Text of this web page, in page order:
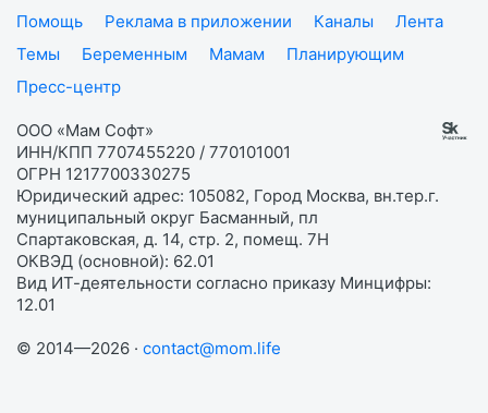
Помощь
Реклама в приложении Каналы
Лента
Темы
Беременным Мамам
Планирующим
Пресс-центр
ООО «Мам Софт»
ИНН/КПП 7707455220 / 770101001
ОГРН 1217700330275
Юридический адрес: 105082, Город Москва, вн.тер.г.
муниципальный округ Басманный, пл
Спартаковская, д. 14, стр. 2, помещ. 7Н
ОКВЭД (основной): 62.01
Вид ИТ-деятельности согласно приказу Минцифры:
12.01
© 2014—2026 · contact@mom.life